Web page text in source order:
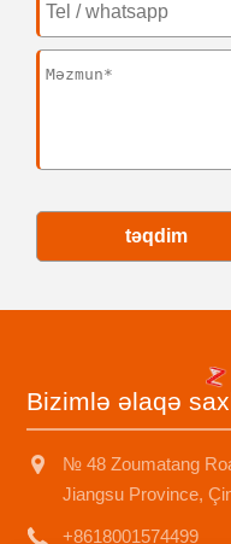
təqdim
Bizimlə əlaqə
№ 48 Zoumatang
Jiangsu Province,
+8618001574499